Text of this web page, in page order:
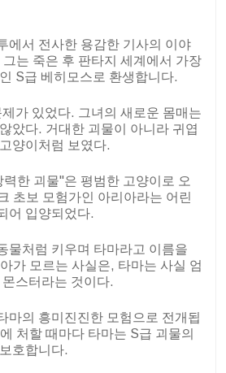
에서 전사한 용감한 기사의 이야
는 죽은 후 판타지 세계에서 가장
S급 베히모스로 환생합니다.
가 있었다. 그녀의 새로운 몸매는
았다. 거대한 괴물이 아니라 귀엽
양이처럼 보였다.
한 괴물"은 평범한 고양이로 오
초보 모험가인 아리아라는 어린
어 입양되었다.
물처럼 키우며 타마라고 이름을
가 모르는 사실은, 타마는 사실 엄
스터라는 것이다.
마의 흥미진진한 모험으로 전개됩
처할 때마다 타마는 S급 괴물의
호합니다.